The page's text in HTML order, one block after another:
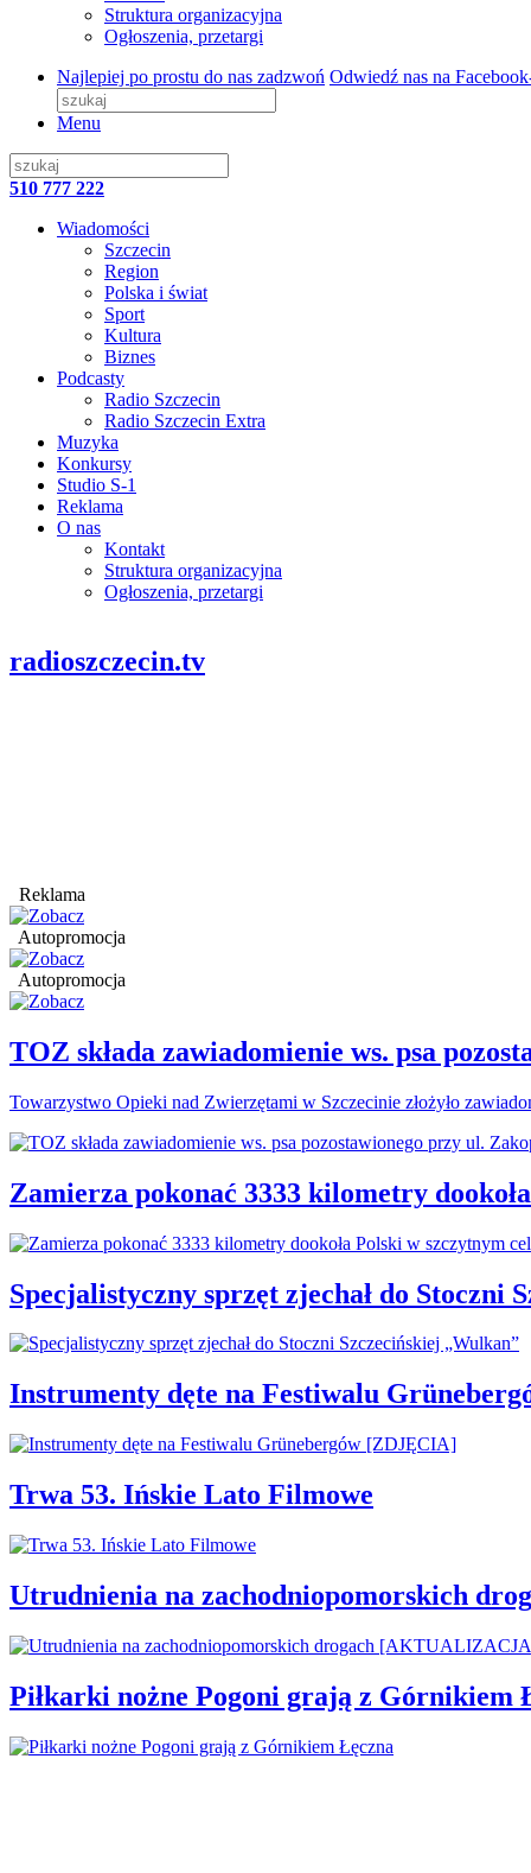
Struktura organizacyjna
Ogłoszenia, przetargi
Najlepiej po prostu do nas zadzwoń Odwiedź nas na
Menu
510 777 222
Wiadomości
Szczecin
Region
Polska i świat
Sport
Kultura
Biznes
Podcasty
Radio Szczecin
Radio Szczecin Extra
Muzyka
Konkursy
Studio S-1
Reklama
O nas
Kontakt
Struktura organizacyjna
Ogłoszenia, przetargi
radioszczecin.tv
Reklama
Autopromocja
Autopromocja
TOZ składa zawiadomienie ws. psa
Towarzystwo Opieki nad Zwierzętami w Szczecinie złożyło
Zamierza pokonać 3333 kilometry
Specjalistyczny sprzęt zjechał do Stoczni
Instrumenty dęte na Festiwalu
Trwa 53. Ińskie Lato Filmowe
Utrudnienia na zachodniopomorskich
Piłkarki nożne Pogoni grają z Górnikiem